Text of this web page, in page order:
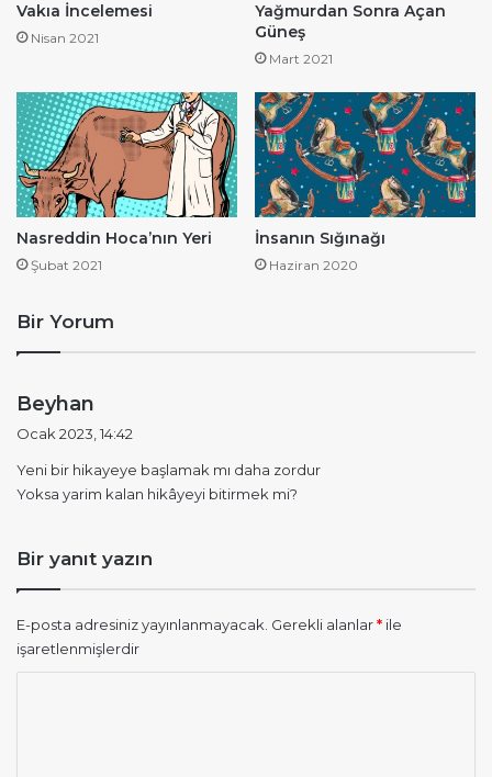
Vakıa İncelemesi
Nisan 2021
Yağmurdan Sonra Açan
Güneş
Mart 2021
Nasreddin Hoca’nın Yeri
Şubat 2021
İnsanın Sığınağı
Haziran 2020
Bir Yorum
Beyhan
i
k
Ocak 2023, 14:42
Yeni bir hikayeye başlamak mı daha zordur
Yoksa yarim kalan hikâyeyi bitirmek mi?
Bir yanıt yazın
E-posta adresiniz yayınlanmayacak. Gerekli alanlar* ile
işaretlenmişlerdir